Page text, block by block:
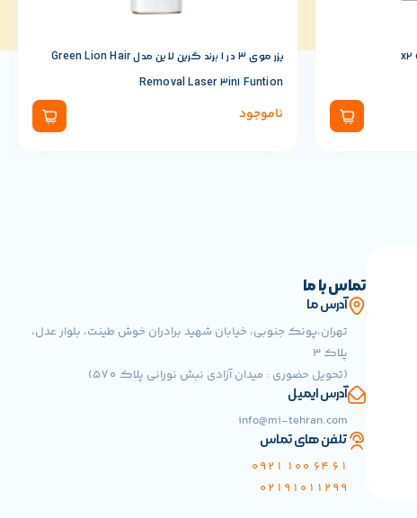
لیزر موی 3 در 1 برند گرین لاین مدل Green Lion Hair
Removal Laser 3in1 Funtion
ناموجود
تماس با ما
آدرس ما
تهران،پونک جنوبی، خیابان شهید برادران خوش طینت، بلوار عدل،
پلاک 3
(تحویل حضوری : میدان آزادی نبش نورانی پلاک 570)
آدرس ایمیل
info@mi-tehran.com
تلفن های تماس
61 64 100 0921
02191011299